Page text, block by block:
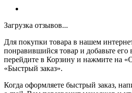
Загрузка отзывов...
Для покупки товара в нашем
понравившийся товар и добавьте его
перейдите в Корзину и нажмите на
«Быстрый заказ».
Когда оформляете быстрый заказ,